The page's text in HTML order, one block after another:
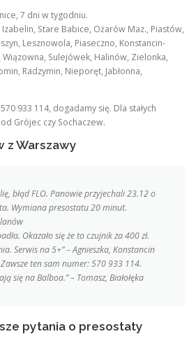
7 dni w tygodniu.
Stare Babice, Ożarów Maz., Piastów,
Lesznowola, Piaseczno, Konstancin-
Wiązowna, Sulejówek, Halinów, Zielonka,
Radzymin, Nieporęt, Jabłonna,
933 114, dogadamy się. Dla stałych
Grójec czy Sochaczew.
z Warszawy
błąd FLO. Panowie przyjechali 23.12 o
Wymiana presostatu 20 minut.
Okazało się że to czujnik za 400 zł.
Serwis na 5+” –Agnieszka, Konstancin
ten sam numer: 570 933 114.
się na Balboa.” – Tomasz, Białołęka
pytania o presostaty